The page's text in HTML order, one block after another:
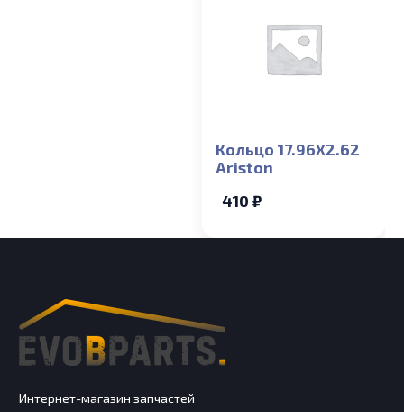
Кольцо 17.96X2.62
Ariston
410 ₽
Интернет-магазин запчастей